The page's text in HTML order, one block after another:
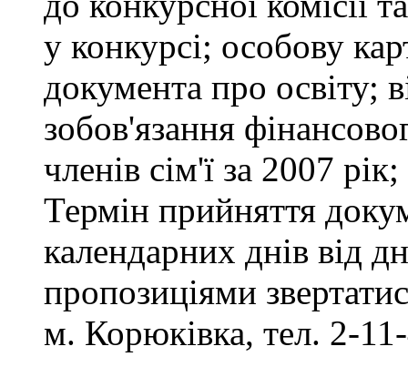
у конкурсі; особову
документа про освіту;
зобов'язання
членів сім'ї за 2007
Термін прийняття
календарних днів від
пропозиціями
м. Корюківка, тел. 2-